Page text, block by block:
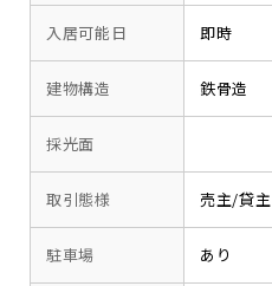
入居可能日 即時
建物構造 鉄骨造
採光面
取引態様 売主/貸主
駐車場 あり